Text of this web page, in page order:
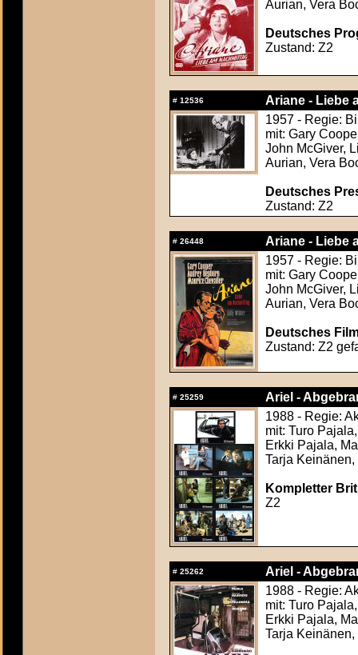
Aurian, Vera
Deutsches
Zustand: Z2
# 12536
Ariane - Liebe
1957 - Regie:
mit: Gary
John McGiver,
Aurian, Vera
Deutsches
Zustand: Z2
# 26448
Ariane - Liebe
1957 - Regie:
mit: Gary
John McGiver,
Aurian, Vera
Deutsches
Zustand: Z2
# 25259
Ariel -
1988 - Regie:
mit: Turo
Erkki Pajala,
Tarja
Kompletter
Z2
# 25262
Ariel -
1988 - Regie:
mit: Turo
Erkki Pajala,
Tarja